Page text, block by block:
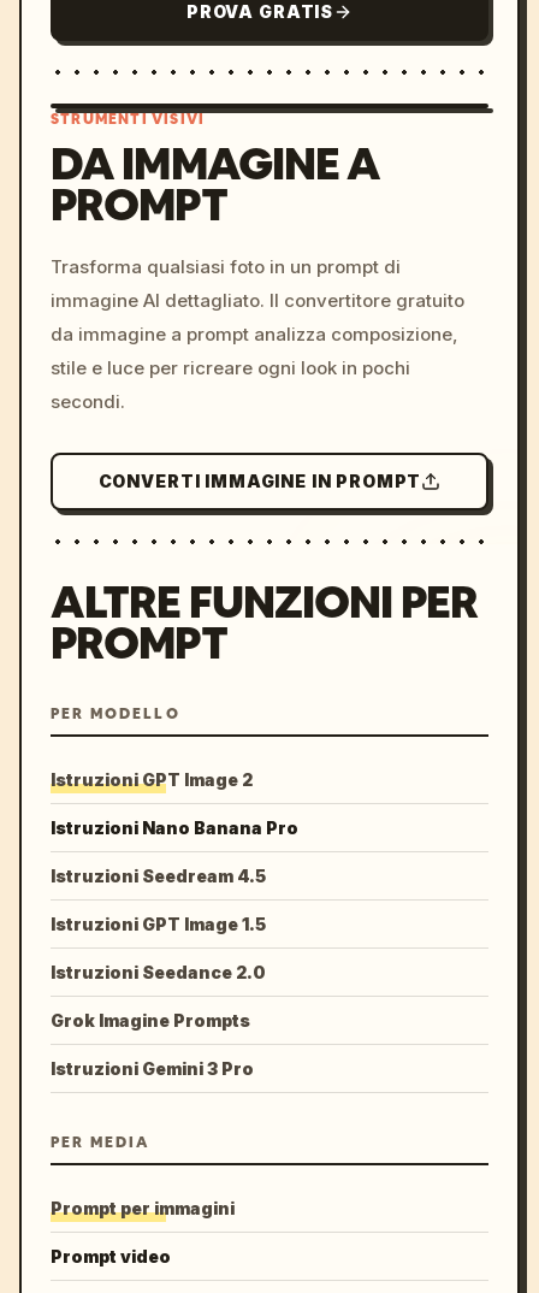
PROVA GRATIS
colors, 8k --v 6.0
STRUMENTI VISIVI
DA IMMAGINE A
PROMPT
Trasforma qualsiasi foto in un prompt di
immagine AI dettagliato. Il convertitore gratuito
da immagine a prompt analizza composizione,
stile e luce per ricreare ogni look in pochi
secondi.
CONVERTI IMMAGINE IN PROMPT
ALTRE FUNZIONI PER
PROMPT
PER MODELLO
Istruzioni GPT Image 2
Istruzioni Nano Banana Pro
Istruzioni Seedream 4.5
Istruzioni GPT Image 1.5
Istruzioni Seedance 2.0
Grok Imagine Prompts
Istruzioni Gemini 3 Pro
PER MEDIA
Prompt per immagini
Prompt video